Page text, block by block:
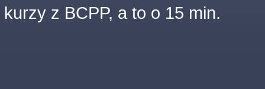
kurzy z BCPP, a to o 15 min.